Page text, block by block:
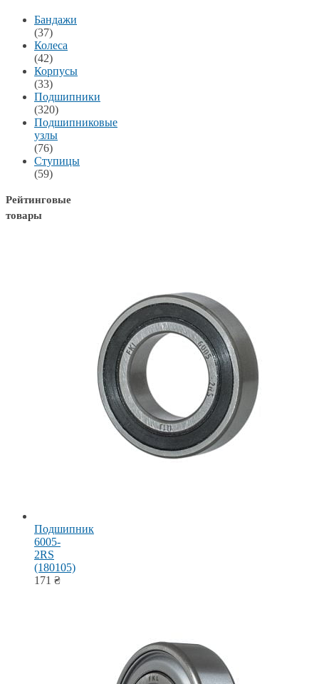
Бандажи
(37)
Колеса
(42)
Корпусы
(33)
Подшипники
(320)
Подшипниковые
узлы
(76)
Ступицы
(59)
Рейтинговые
товары
Подшипник
6005-
2RS
(180105)
171 ₴